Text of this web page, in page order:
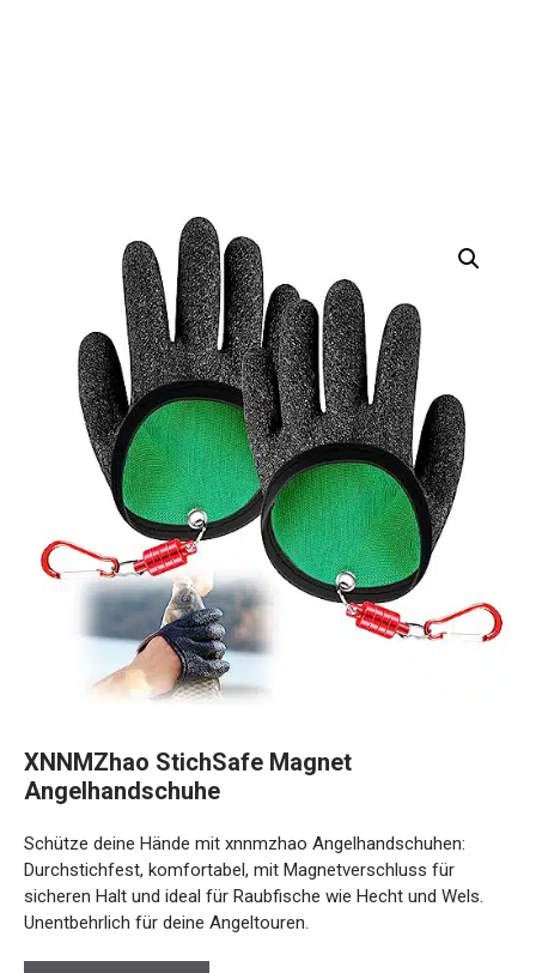
Angelhandschuhe
Durchstichfest, komfortabel, mit Magnetverschluss für
sicheren Halt und ideal für Raubfische wie Hecht und Wels.
Unentbehrlich für deine Angeltouren.